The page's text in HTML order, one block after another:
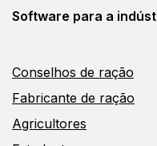
Software para a
Conselhos de ração
Fabricante de ração
Agricultores